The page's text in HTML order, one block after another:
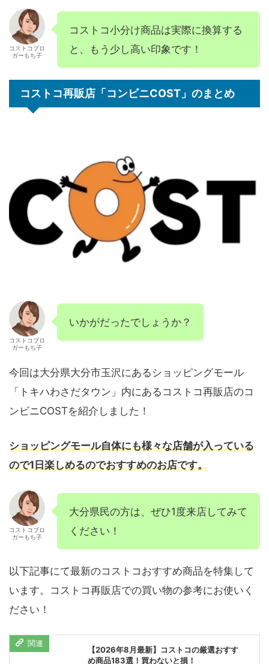
コストコブロ
ガーもち子
コストコ小分け商品は実際に換算する
と、もう少し高い印象です！
コストコ再販店「コンビニCOST」のまとめ
コストコブロ
ガーもち子
いかがだったでしょうか？
今回は大分県大分市玉沢にあるショッピングモール
「トキハわさだタウン」内にあるコストコ再販店のコ
ンビニCOSTを紹介しました！
ショッピングモール自体にも様々な店舗が入っている
ので1日楽しめるのでおすすめのお店です。
コストコブロ
ガーもち子
大分県民の方は、ぜひ1度来店してみて
ください！
以下記事にて最新のコストコおすすめ商品を特集して
います。コストコ再販店での買い物の参考にお使いく
ださい！
【2026年8月最新】コストコの厳選おすす
め商品183選！買わないと損！